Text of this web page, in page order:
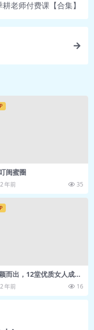
耕老师付费课【合集】
闺蜜圈
2 年前 35
而出，12堂优质女人成长
2 年前 16